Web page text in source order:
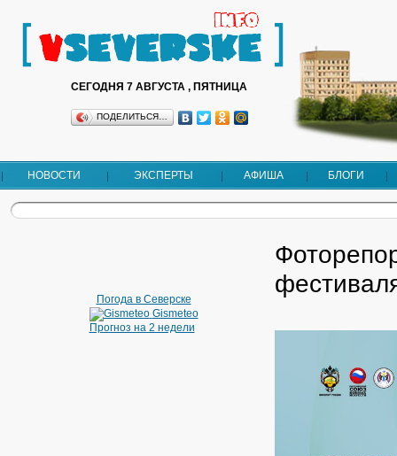
СЕГОДНЯ 7 АВГУСТА , ПЯТНИЦА
ПОДЕЛИТЬСЯ…
НОВОСТИ ЭКСПЕРТЫ АФИША БЛОГИ
Погода в Северске
Gismeteo
Прогноз на 2 недели